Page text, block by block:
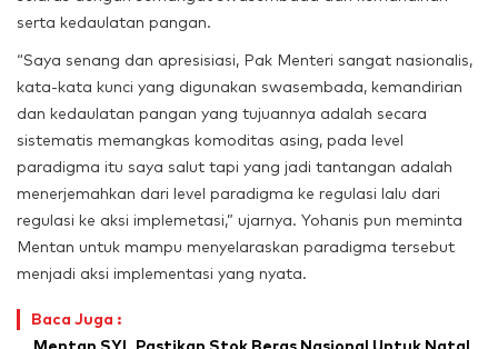
serta kedaulatan pangan.
“Saya senang dan apresisiasi, Pak Menteri sangat nasionalis,
kata-kata kunci yang digunakan swasembada, kemandirian
dan kedaulatan pangan yang tujuannya adalah secara
sistematis memangkas komoditas asing, pada level
paradigma itu saya salut tapi yang jadi tantangan adalah
menerjemahkan dari level paradigma ke regulasi lalu dari
regulasi ke aksi implemetasi,” ujarnya. Yohanis pun meminta
Mentan untuk mampu menyelaraskan paradigma tersebut
menjadi aksi implementasi yang nyata.
Baca Juga :